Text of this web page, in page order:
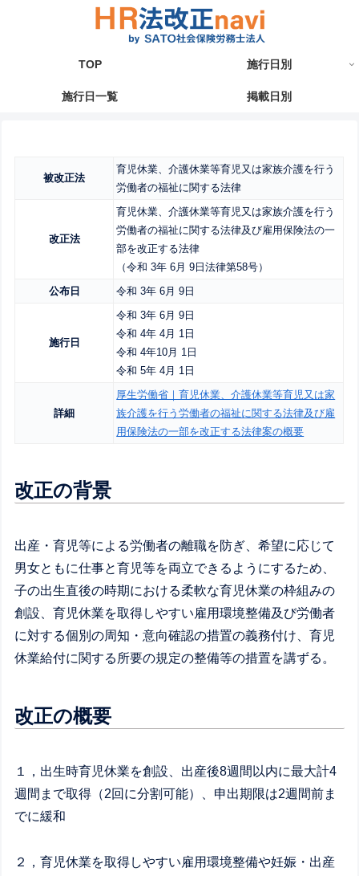
TOP 施行日別
施行日一覧 掲載日別
被改正法
育児休業、介護休業等育児又は家族介護を行う
労働者の福祉に関する法律
改正法
育児休業、介護休業等育児又は家族介護を行う
労働者の福祉に関する法律及び雇用保険法の一
部を改正する法律
（令和 3年 6月 9日法律第58号）
公布日
令和 3年 6月 9日
施行日
令和 3年 6月 9日
令和 4年 4月 1日
令和 4年10月 1日
令和 5年 4月 1日
詳細
厚生労働省｜育児休業、介護休業等育児又は家
族介護を行う労働者の福祉に関する法律及び雇
用保険法の一部を改正する法律案の概要
改正の背景
出産・育児等による労働者の離職を防ぎ、希望に応じて
男女ともに仕事と育児等を両立できるようにするため、
子の出生直後の時期における柔軟な育児休業の枠組みの
創設、育児休業を取得しやすい雇用環境整備及び労働者
に対する個別の周知・意向確認の措置の義務付け、育児
休業給付に関する所要の規定の整備等の措置を講ずる。
改正の概要
１，出生時育児休業を創設、出産後8週間以内に最大計4
週間まで取得（2回に分割可能）、申出期限は2週間前ま
でに緩和
２，育児休業を取得しやすい雇用環境整備や妊娠・出産